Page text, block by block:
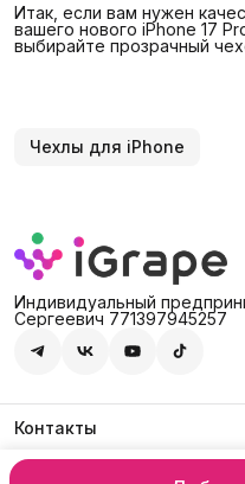
Итак, если вам нужен
вашего нового iPhone 17
выбирайте прозрачный
Чехлы для iPhone
Индивидуальный
Сергеевич 771397945257
Контакты
Адрес